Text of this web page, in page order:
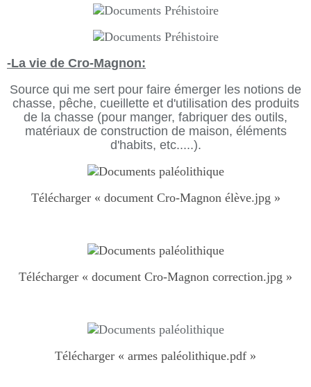
-La vie de Cro-Magnon:
Source qui me sert pour faire émerger les notions de
chasse, pêche, cueillette et d'utilisation des produits
de la chasse (pour manger, fabriquer des outils,
matériaux de construction de maison, éléments
d'habits, etc.....).
Télécharger « document Cro-Magnon élève.jpg »
Télécharger « document Cro-Magnon correction.jpg »
Télécharger « armes paléolithique.pdf »